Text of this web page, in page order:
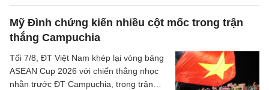
Mỹ Đình chứng kiến nhiều cột mốc trong trận
thắng Campuchia
Tối 7/8, ĐT Việt Nam khép lại vòng bảng
ASEAN Cup 2026 với chiến thắng nhọc
nhằn trước ĐT Campuchia, trong trận